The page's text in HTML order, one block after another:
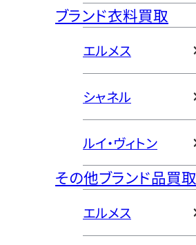
ブランド衣料買取
エルメス
シャネル
ルイ・ヴィトン
その他ブランド品買取
エルメス